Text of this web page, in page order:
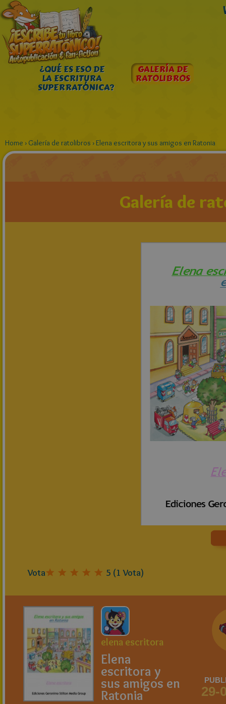
¿QUÉ ES ESO DE
LA ESCRITURA
SUPERRATÓNICA?
GALERÍA DE
RATOLIBROS
Home › Galería de ratolibros ›Elena escritora y sus amigos en Ratonia
Galería de
Vota 5 (1 Vota)
elena escritora
Elena
escritora y
sus amigos en
Ratonia 29-